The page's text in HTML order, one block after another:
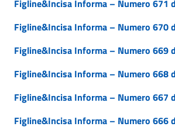
Figline&Incisa Informa – Numero 671
Figline&Incisa Informa – Numero 670
Figline&Incisa Informa – Numero 669
Figline&Incisa Informa – Numero 668
Figline&Incisa Informa – Numero 667
Figline&Incisa Informa – Numero 666